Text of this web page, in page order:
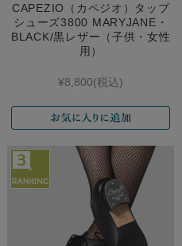
CAPEZIO（カペジオ）タップ
シューズ3800 MARYJANE・
BLACK/黒レザー（子供・女性
用）
¥8,800(税込)